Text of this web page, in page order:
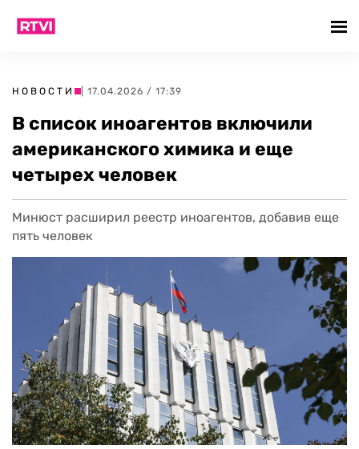
НОВОСТИ | 17.04.2026 / 17:39
В список иноагентов включили
американского химика и еще
четырех человек
Минюст расширил реестр иноагентов, добавив еще
пять человек